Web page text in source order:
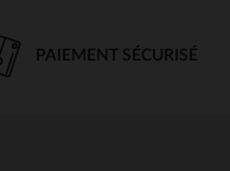
PAIEMENT SÉCURISÉ